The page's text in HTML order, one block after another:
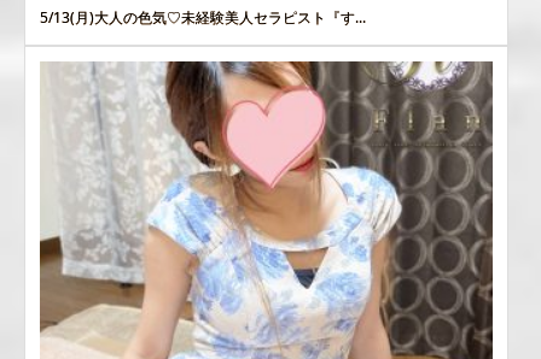
5/13(月)大人の色気♡未経験美人セラピスト『す...